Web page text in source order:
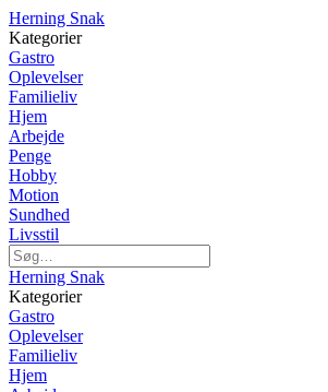
Herning Snak
Kategorier
Gastro
Oplevelser
Familieliv
Hjem
Arbejde
Penge
Hobby
Motion
Sundhed
Livsstil
Herning Snak
Kategorier
Gastro
Oplevelser
Familieliv
Hjem